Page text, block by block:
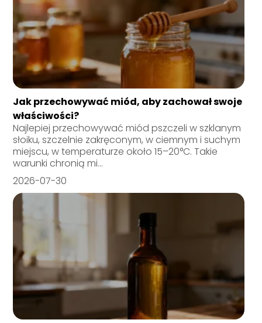
Jak przechowywać miód, aby zachował swoje
właściwości?
Najlepiej przechowywać miód pszczeli w szklanym
słoiku, szczelnie zakręconym, w ciemnym i suchym
miejscu, w temperaturze około 15–20°C. Takie
warunki chronią mi...
2026-07-30